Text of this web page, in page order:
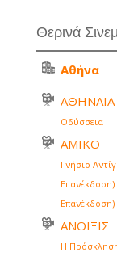
Θερινά
Αθήνα
ΑΘΗΝΑΙΑ
Οδύσσεια
ΑΜΙΚΟ
Γνήσιο
Επανέκδοση)
Επανέκδοση)
ΑΝΟΙΞΙΣ
Η